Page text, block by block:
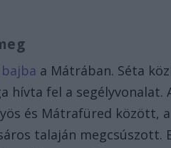
a Mátrában. Séta
hívta fel a
és Mátrafüred között,
talaján